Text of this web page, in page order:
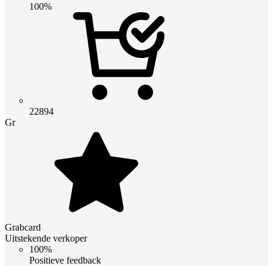
100%
22894
Gr
Grabcard
Uitstekende verkoper
100%
Positieve feedback